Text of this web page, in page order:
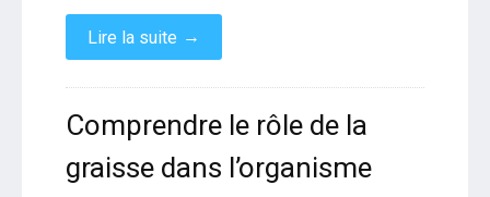
Lire la suite →
Comprendre le rôle de la
graisse dans l’organisme